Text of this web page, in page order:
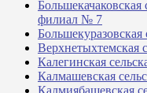
Большекачаковская
филиал № 7
Верхнетыхтемская
Калегинская
Калмашевская